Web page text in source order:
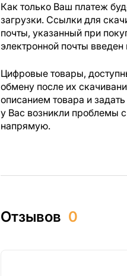
Как только Ваш платеж
загрузки. Ссылки для
почты, указанный при
электронной почты введен
Цифровые товары,
обмену после их
описанием товара и
у Вас возникли проблемы
напрямую.
Отзывов 0